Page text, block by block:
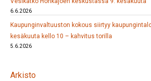
6.6.2026
Kaupunginvaltuuston kokous siirtyy
kesäkuuta kello 10 – kahvitus torilla
5.6.2026
Arkisto